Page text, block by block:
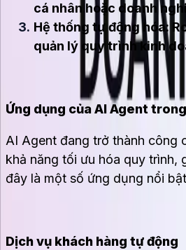
cá nhân hoặc doanh
Hệ thống tự động hóa:
quản lý quy trình kinh
Ứng dụng của AI Agent
AI Agent đang trở thành công
khả năng tối ưu hóa quy trình,
đây là một số ứng dụng nổi
Dịch vụ khách hàng tự động